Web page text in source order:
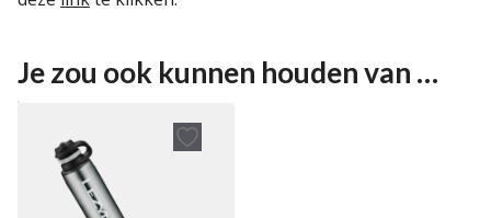
Je zou ook kunnen houden van …